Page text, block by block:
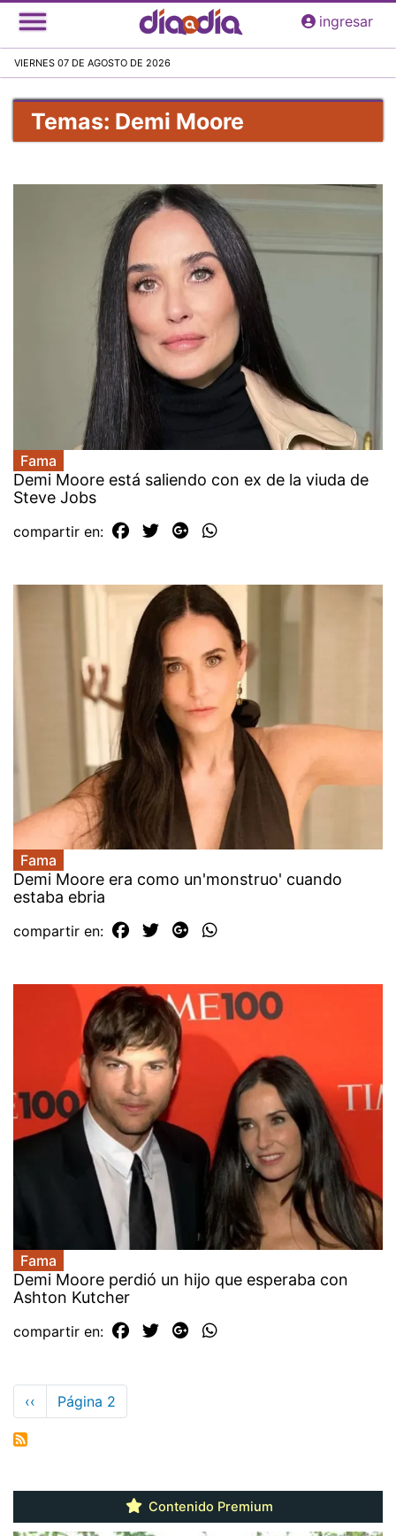
Pasar
al
principal
ingresar
VIERNES 07 DE AGOSTO DE 2026
Temas: Demi Moore
Fama
Demi Moore está saliendo con ex de la viuda de
Steve Jobs
compartir en:
Fama
Demi Moore era como un'monstruo' cuando
estaba ebria
compartir en:
Fama
Demi Moore perdió un hijo que esperaba con
Ashton Kutcher
compartir en:
Paginación
Página
anterior
‹‹ Página 2
Contenido Premium